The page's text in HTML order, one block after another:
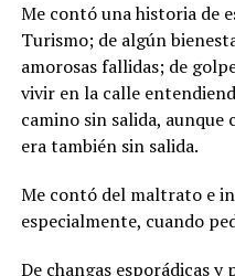
Me contó una historia de
Turismo; de algún
amorosas fallidas; de
vivir en la calle
camino sin salida, aunque
era también sin salida.
Me contó del maltrato e
especialmente, cuando
De changas esporádicas y